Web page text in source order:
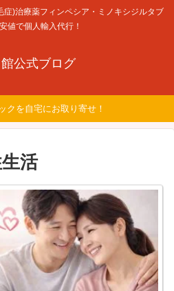
)治療薬フィンペシア・ミノキシジルタブ
値で個人輸入代行！
公式ブログ
クを自宅にお取り寄せ！
活